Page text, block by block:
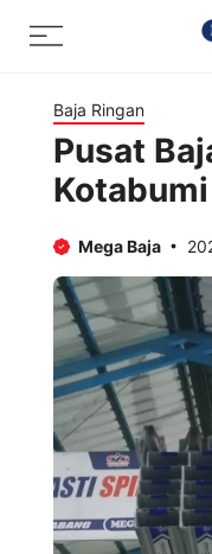
Menu
Baja Ringan
Pusat
Kotabumi
Mega Baja